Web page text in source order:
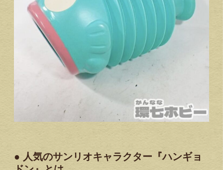
● 人気のサンリオキャラクター『ハンギョ